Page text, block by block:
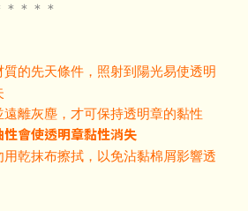
＊＊＊
的先天條件，照射到陽光易使透明
離灰塵，才可保持透明章的黏性
會使透明章黏性消失
乾抹布擦拭，以免沾黏棉屑影響透